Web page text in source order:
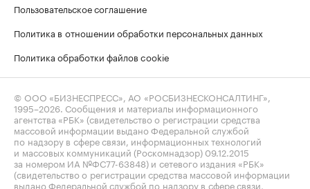
Пользовательское соглашение
Политика в отношении обработки персональных данных
Политика обработки файлов cookie
© ООО «БИЗНЕСПРЕСС», АО «РОСБИЗНЕСКОНСАЛТИНГ»,
1995–2026 . Сообщения и материалы информационного
агентства «РБК» (свидетельство о регистрации средства
массовой информации выдано Федеральной службой
по надзору в сфере связи, информационных технологий
и массовых коммуникаций (Роскомнадзор) 09.12.2015
за номером ИА №ФС77-63848) и сетевого издания «РБК»
(свидетельство о регистрации средства массовой информации
выдано Федеральной службой по надзору в сфере связи,